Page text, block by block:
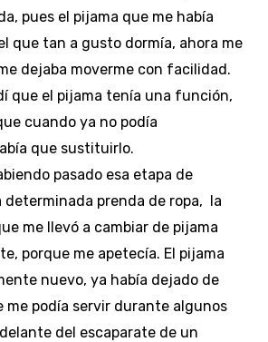
pues el pijama que me había
que tan a gusto dormía, ahora me
dejaba moverme con facilidad.
que el pijama tenía una función,
cuando ya no podía
que sustituirlo.
pasado esa etapa de
determinada prenda de ropa, la
me llevó a cambiar de pijama
porque me apetecía. El pijama
nuevo, ya había dejado de
me podía servir durante algunos
del escaparate de un